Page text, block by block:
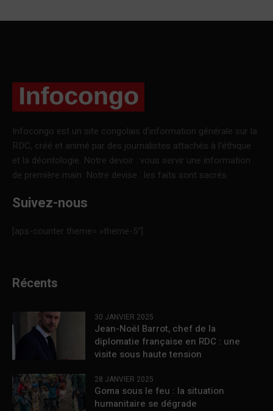
Infocongo est un site congolais d’information générale sur la
RDC, créé et animé par des journalistes attachés à l’éthique
et la déontologie. Notre devoir : vous servir une information
de première main. Notre devise : les faits sont sacrés.
Suivez-nous
[aps-counter theme= »theme-5″]
Récents
30 JANVIER 2025
Jean-Noël Barrot, chef de la
diplomatie française en RDC : une
visite sous haute tension
28 JANVIER 2025
Goma sous le feu : la situation
humanitaire se dégrade